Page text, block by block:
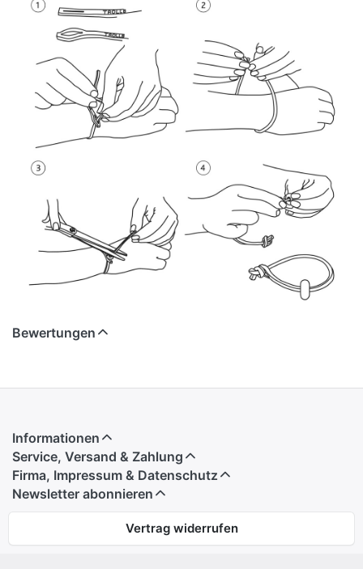
Bewertungen
Informationen
Service, Versand & Zahlung
Firma, Impressum & Datenschutz
Newsletter abonnieren
Vertrag widerrufen